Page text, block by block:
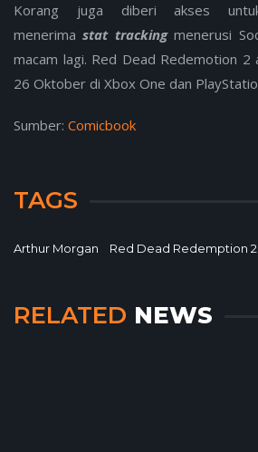
Korang juga diberi akses
menerimastat trackingmenerusi
macam lagi. Red Dead Redemotion 2
26 Oktober di Xbox One dan
Sumber: Comicbook
TAGS
Arthur Morgan Red Dead Redemption 2
RELATED NEWS